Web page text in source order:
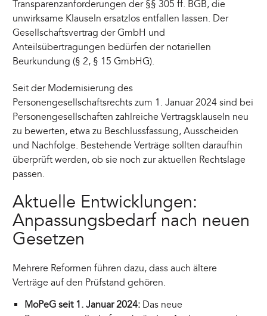
Transparenzanforderungen der §§ 305 ff. BGB, die
unwirksame Klauseln ersatzlos entfallen lassen. Der
Gesellschaftsvertrag der GmbH und
Anteilsübertragungen bedürfen der notariellen
Beurkundung (§ 2, § 15 GmbHG).
Seit der Modernisierung des
Personengesellschaftsrechts zum 1. Januar 2024 sind bei
Personengesellschaften zahlreiche Vertragsklauseln neu
zu bewerten, etwa zu Beschlussfassung, Ausscheiden
und Nachfolge. Bestehende Verträge sollten daraufhin
überprüft werden, ob sie noch zur aktuellen Rechtslage
passen.
Aktuelle Entwicklungen:
Anpassungsbedarf nach neuen
Gesetzen
Mehrere Reformen führen dazu, dass auch ältere
Verträge auf den Prüfstand gehören.
MoPeG seit 1. Januar 2024:Das neue